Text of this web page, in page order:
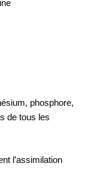
phosphore,
de tous les
l’assimilation